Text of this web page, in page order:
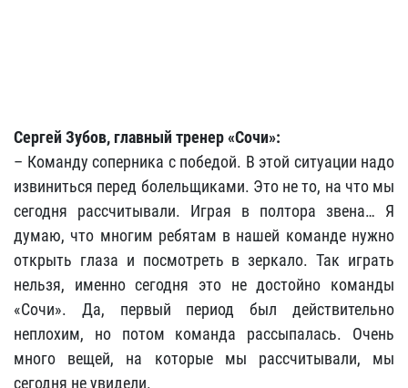
Сергей Зубов, главный тренер «Сочи»:
– Команду соперника с победой. В этой ситуации надо
извиниться перед болельщиками. Это не то, на что мы
сегодня рассчитывали. Играя в полтора звена… Я
думаю, что многим ребятам в нашей команде нужно
открыть глаза и посмотреть в зеркало. Так играть
нельзя, именно сегодня это не достойно команды
«Сочи». Да, первый период был действительно
неплохим, но потом команда рассыпалась. Очень
много вещей, на которые мы рассчитывали, мы
сегодня не увидели.